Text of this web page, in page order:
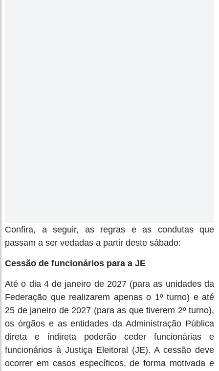
Confira, a seguir, as regras e as condutas que
passam a ser vedadas a partir deste sábado:
Cessão de funcionários para a JE
Até o dia 4 de janeiro de 2027 (para as unidades da
Federação que realizarem apenas o 1º turno) e até
25 de janeiro de 2027 (para as que tiverem 2º turno),
os órgãos e as entidades da Administração Pública
direta e indireta poderão ceder funcionárias e
funcionários à Justiça Eleitoral (JE). A cessão deve
ocorrer em casos específicos, de forma motivada e